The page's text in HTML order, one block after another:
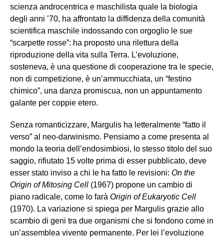
scienza androcentrica e maschilista quale la biologia
degli anni ’70, ha affrontato la diffidenza della comunità
scientifica maschile indossando con orgoglio le sue
“scarpette rosse”: ha proposto una rilettura della
riproduzione della vita sulla Terra. L’evoluzione,
sosteneva, è una questione di cooperazione tra le specie,
non di competizione, è un’ammucchiata, un “festino
chimico”, una danza promiscua, non un appuntamento
galante per coppie etero.
Senza romanticizzare, Margulis ha letteralmente “fatto il
verso” al neo-darwinismo. Pensiamo a come presenta al
mondo la teoria dell’endosimbiosi, lo stesso titolo del suo
saggio, rifiutato 15 volte prima di esser pubblicato, deve
esser stato inviso a chi le ha fatto le revisioni: On the
Origin of Mitosing Cell (1967) propone un cambio di
piano radicale, come lo farà Origin of Eukaryotic Cell
(1970). La variazione si spiega per Margulis grazie allo
scambio di geni tra due organismi che si fondono come in
un’assemblea vivente permanente. Per lei l’evoluzione